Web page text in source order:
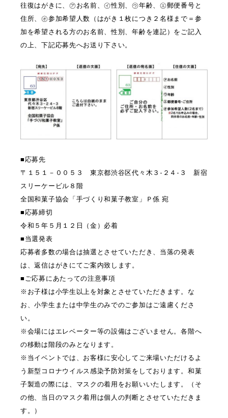
往復はがきに、㋐お名前、㋑性別、㋒年齢、㋓郵便番号と
住所、㋔参加希望人数（はがき１枚につき２名様まで＝参
加を希望される方のお名前、性別、年齢を連記）をご記入
の上、下記応募先へお送り下さい。
■応募先
〒１５１－００５３ 東京都渋谷区代々木３-２４-３ 新宿
スリーケービル８階
全国和菓子協会「手づくり和菓子教室」Ｐ係 宛
■応募締切
令和５年５月１２日（金）必着
■当選発表
応募者多数の場合は抽選とさせていただき、当落の発表
は、返信はがきにてご案内致します。
■ご応募にあたっての注意事項
※お子様は小学生以上を対象とさせていただきます。な
お、小学生または中学生のみでのご参加はご遠慮くださ
い。
※会場にはエレベーター等の設備はございません。各階へ
の移動は階段のみとなります。
※当イベントでは、お客様に安心してご来場いただけるよ
う新型コロナウイルス感染予防対策をしております。和菓
子製造の際には、マスクの着用をお願いいたします。（そ
の他、当日のマスク着用は個人の判断とさせていただきま
す。）